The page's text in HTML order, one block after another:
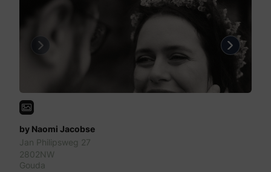
Previous Next
by Naomi Jacobse
Jan Philipsweg 27
2802NW
Gouda